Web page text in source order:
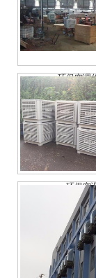
环保空调
环保空